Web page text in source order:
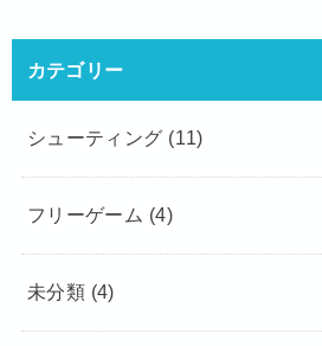
カテゴリー
シューティング (11)
フリーゲーム (4)
未分類 (4)